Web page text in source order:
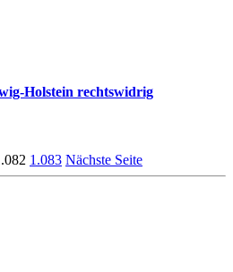
Holstein rechtswidrig
1.083 Nächste Seite